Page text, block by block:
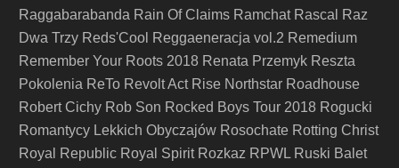
Raggabarabanda Rain Of Claims Ramchat Rascal
Raz
Dwa Trzy Reds'Cool Reggaeneracja vol.2 Remedium
Remember Your Roots 2018 Renata Przemyk Reszta
Pokolenia ReTo Revolt Act Rise Northstar Roadhouse
Robert Cichy Rob Son Rocked Boys Tour 2018 Rogucki
Romantycy Lekkich Obyczajów Rosochate Rotting Christ
Royal Republic Royal Spirit Rozkaz RPWL Ruski Balet